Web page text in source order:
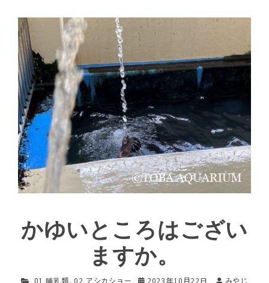
かゆいところはござい
ますか。
01 哺乳類,02 アシカショー 2023年10月22日
みやじ